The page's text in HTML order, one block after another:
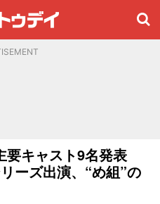
要キャスト9名発表
ーズ出演、“め組”の